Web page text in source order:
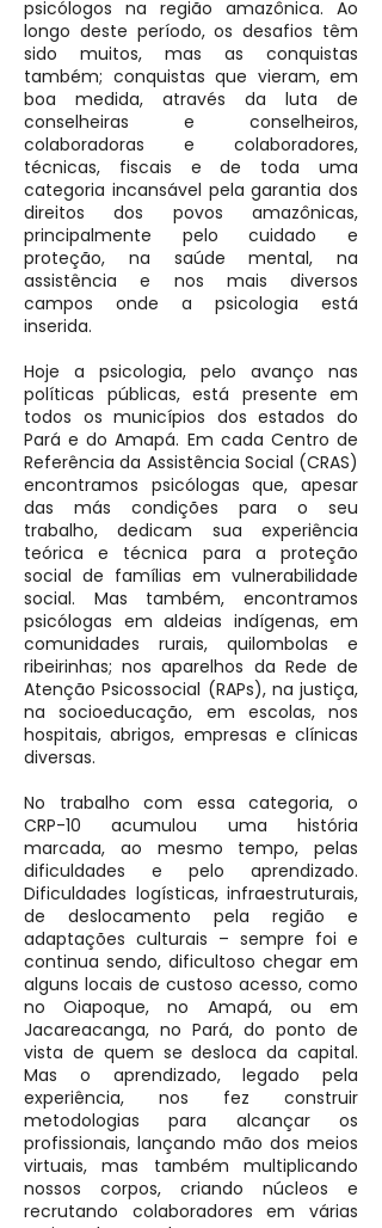
psicólogos na região amazônica. Ao
longo deste período, os desafios têm
sido muitos, mas as conquistas
também; conquistas que vieram, em
boa medida, através da luta de
conselheiras e conselheiros,
colaboradoras e colaboradores,
técnicas, fiscais e de toda uma
categoria incansável pela garantia dos
direitos dos povos amazônicas,
principalmente pelo cuidado e
proteção, na saúde mental, na
assistência e nos mais diversos
campos onde a psicologia está
inserida.
Hoje a psicologia, pelo avanço nas
políticas públicas, está presente em
todos os municípios dos estados do
Pará e do Amapá. Em cada Centro de
Referência da Assistência Social (CRAS)
encontramos psicólogas que, apesar
das más condições para o seu
trabalho, dedicam sua experiência
teórica e técnica para a proteção
social de famílias em vulnerabilidade
social. Mas também, encontramos
psicólogas em aldeias indígenas, em
comunidades rurais, quilombolas e
ribeirinhas; nos aparelhos da Rede de
Atenção Psicossocial (RAPs), na justiça,
na socioeducação, em escolas, nos
hospitais, abrigos, empresas e clínicas
diversas.
No trabalho com essa categoria, o
CRP-10 acumulou uma história
marcada, ao mesmo tempo, pelas
dificuldades e pelo aprendizado.
Dificuldades logísticas, infraestruturais,
de deslocamento pela região e
adaptações culturais – sempre foi e
continua sendo, dificultoso chegar em
alguns locais de custoso acesso, como
no Oiapoque, no Amapá, ou em
Jacareacanga, no Pará, do ponto de
vista de quem se desloca da capital.
Mas o aprendizado, legado pela
experiência, nos fez construir
metodologias para alcançar os
profissionais, lançando mão dos meios
virtuais, mas também multiplicando
nossos corpos, criando núcleos e
recrutando colaboradores em várias